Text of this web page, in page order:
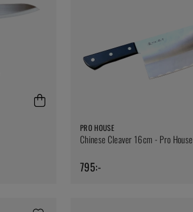
PRO HOUSE
Chinese Cleaver 16cm - Pro House
795:-